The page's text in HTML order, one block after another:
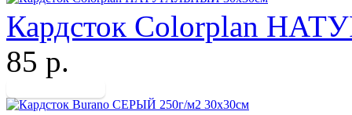
Кардсток Colorplan
85 р.